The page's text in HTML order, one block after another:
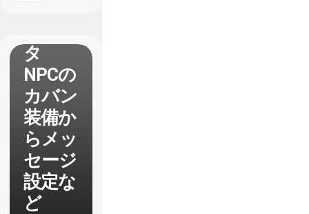
タ
NPCの
カバン
装備か
らメッ
セージ
設定な
ど